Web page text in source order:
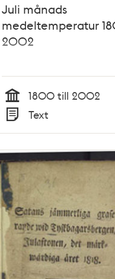
Juli månads
medeltemperatur
2002
Tid
1800 till 2002
Typ
Text